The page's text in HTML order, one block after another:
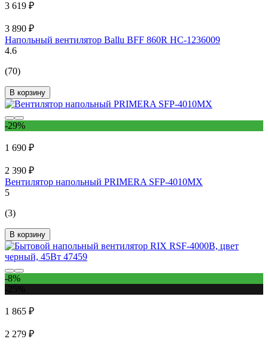
3 619 ₽
3 890 ₽
Напольный вентилятор Ballu BFF 860R НС-1236009
4.6
(70)
В корзину
-29%
1 690 ₽
2 390 ₽
Вентилятор напольный PRIMERA SFP-4010MX
5
(3)
В корзину
-8%
1 865 ₽
2 279 ₽